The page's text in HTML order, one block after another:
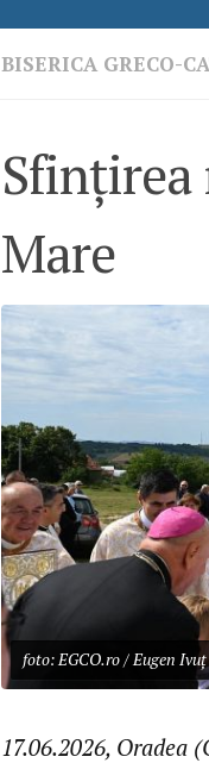
BISERICA GRECO-
Mare
foto: EGCO.ro / Eugen Ivuț
17.06.2026, Oradea